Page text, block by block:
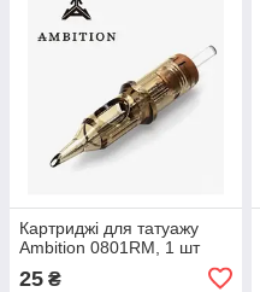
Картриджі для татуажу
Ambition 0801RM, 1 шт
25 ₴